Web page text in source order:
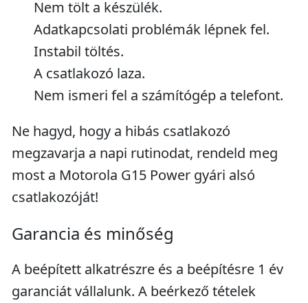
Nem tölt a készülék.
Adatkapcsolati problémák lépnek fel.
Instabil töltés.
A csatlakozó laza.
Nem ismeri fel a számítógép a telefont.
Ne hagyd, hogy a hibás csatlakozó
megzavarja a napi rutinodat, rendeld meg
most a Motorola G15 Power gyári alsó
csatlakozóját!
Garancia és minőség
A beépített alkatrészre és a beépítésre 1 év
garanciát vállalunk. A beérkező tételek